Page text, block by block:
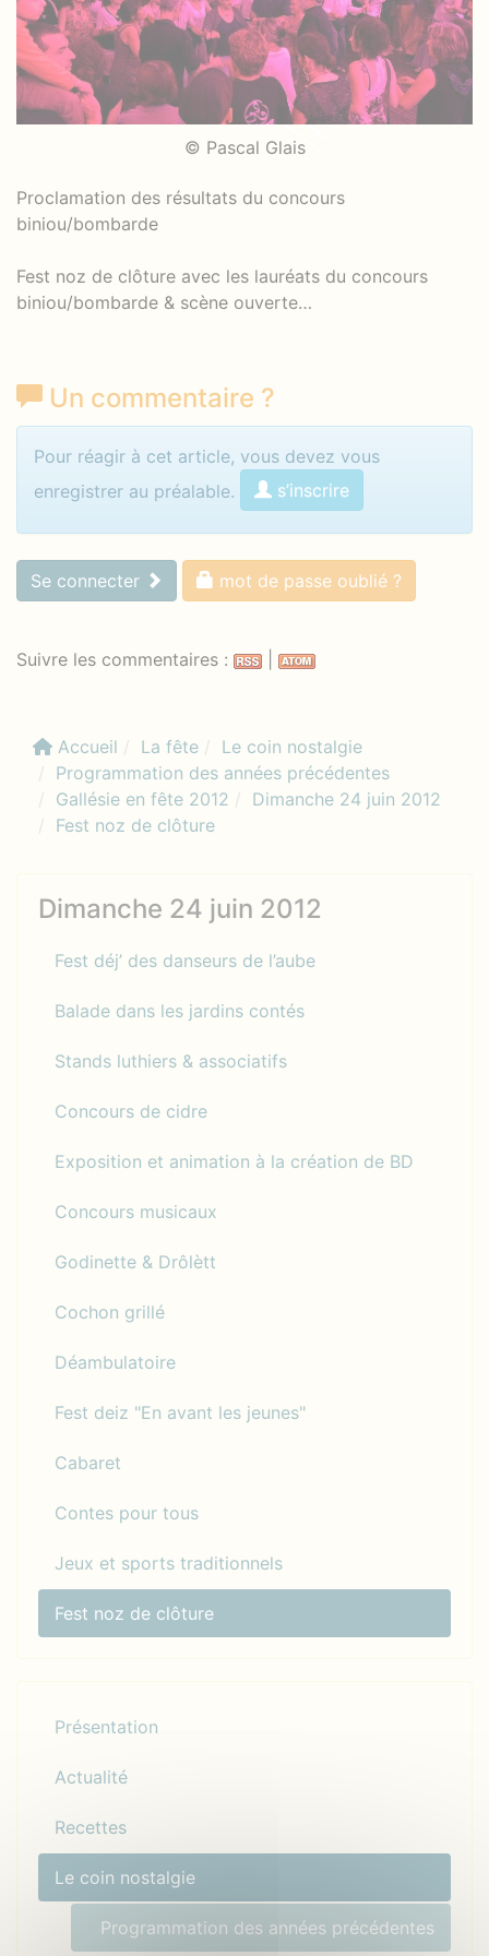
© Pascal Glais
Proclamation des résultats du concours
biniou/bombarde
Fest noz de clôture avec les lauréats du concours
biniou/bombarde & scène ouverte…
Un commentaire ?
Identifiez-vous pour commenter
Pour réagir à cet article, vous devez vous
enregistrer au préalable.
s’inscrire
Se connecter mot de passe oublié ?
Suivre les commentaires :
Accueil La fête
Le coin nostalgie
Programmation des années précédentes
Gallésie en fête 2012
Dimanche 24 juin 2012
Fest noz de clôture
Dimanche 24 juin 2012
Fest déj’ des danseurs de l’aube
Balade dans les jardins contés
Stands luthiers & associatifs
Concours de cidre
Exposition et animation à la création de BD
Concours musicaux
Godinette & Drôlètt
Cochon grillé
Déambulatoire
Fest deiz "En avant les jeunes"
Cabaret
Contes pour tous
Jeux et sports traditionnels
Fest noz de clôture
Présentation
Actualité
Recettes
Le coin nostalgie
Programmation des années précédentes